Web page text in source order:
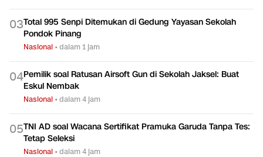
03Total 995 Senpi Ditemukan di Gedung Yayasan Sekolah
Pondok Pinang
Nasional •dalam 1 jam
04Pemilik soal Ratusan Airsoft Gun di Sekolah Jaksel: Buat
Eskul Nembak
Nasional •dalam 4 jam
05TNI AD soal Wacana Sertifikat Pramuka Garuda Tanpa Tes:
Tetap Seleksi
Nasional •dalam 4 jam